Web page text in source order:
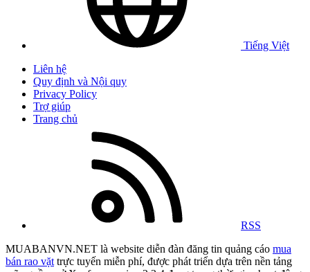
Tiếng Việt
Liên hệ
Quy định và Nội quy
Privacy Policy
Trợ giúp
Trang chủ
RSS
MUABANVN.NET là website diễn đàn đăng tin quảng cáo mua
bán rao vặt trực tuyến miễn phí, được phát triển dựa trên nền tảng